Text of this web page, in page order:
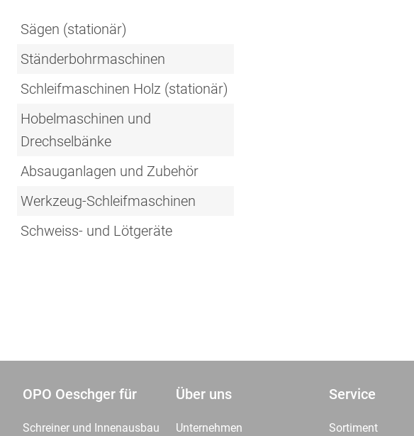
Sägen (stationär)
Ständerbohrmaschinen
Schleifmaschinen Holz (stationär)
Hobelmaschinen und
Drechselbänke
Absauganlagen und Zubehör
Werkzeug-Schleifmaschinen
Schweiss- und Lötgeräte
OPO Oeschger für
Schreiner und Innenausbau
Über uns
Unternehmen
Service
Sortiment